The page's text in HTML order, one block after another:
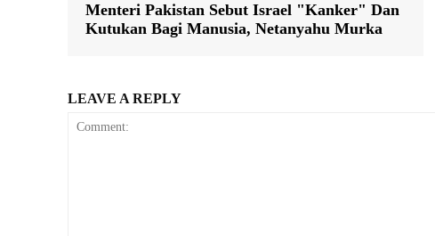
Menteri Pakistan Sebut Israel "Kanker" Dan
Kutukan Bagi Manusia, Netanyahu Murka
LEAVE A REPLY